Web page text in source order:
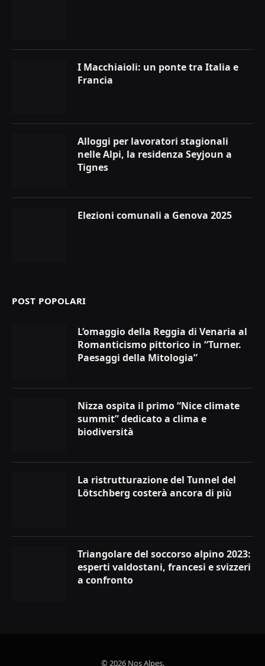
I Macchiaioli: un ponte tra Italia e
Francia
Alloggi per lavoratori stagionali
nelle Alpi, la residenza Seyjoun a
Tignes
Elezioni comunali a Genova 2025
POST POPOLARI
L’omaggio della Reggia di Venaria al
Romanticismo pittorico in “Turner.
Paesaggi della Mitologia”
Nizza ospita il primo “Nice climate
summit” dedicato a clima e
biodiversità
La ristrutturazione del Tunnel del
Lötschberg costerà ancora di più
Triangolare del soccorso alpino 2023:
esperti valdostani, francesi e svizzeri
a confronto
© 2026 Nos Alpes.